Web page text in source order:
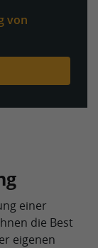
von
einer
die Best
eigenen